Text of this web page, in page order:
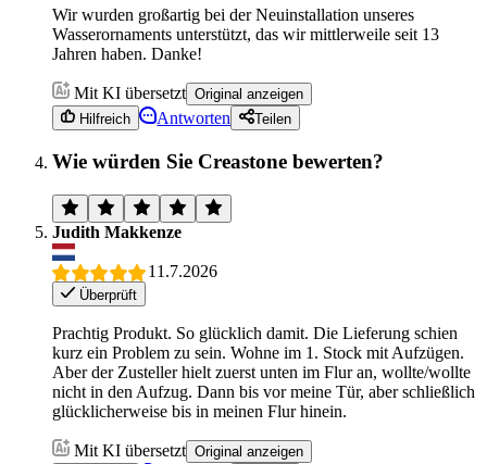
Wir wurden großartig bei der Neuinstallation unseres
Wasserornaments unterstützt, das wir mittlerweile seit 13
Jahren haben. Danke!
Mit KI übersetzt Original anzeigen
Hilfreich
Antworten Teilen
Wie würden Sie Creastone bewerten?
Judith Makkenze
11.7.2026
Überprüft
Prachtig Produkt. So glücklich damit. Die Lieferung schien
kurz ein Problem zu sein. Wohne im 1. Stock mit Aufzügen.
Aber der Zusteller hielt zuerst unten im Flur an, wollte/wollte
nicht in den Aufzug. Dann bis vor meine Tür, aber schließlich
glücklicherweise bis in meinen Flur hinein.
Mit KI übersetzt Original anzeigen